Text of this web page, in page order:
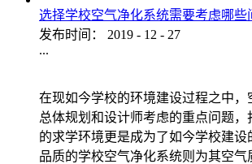
选择学校空气净化系统需要考虑哪些
发布时间：
2019 - 12 - 27
...
在现如今学校的环境建设过程之中，
总体规划和设计师考虑的重点问题，
的求学环境更是成为了如今学校建设
品质的学校空气净化系统则为其空气